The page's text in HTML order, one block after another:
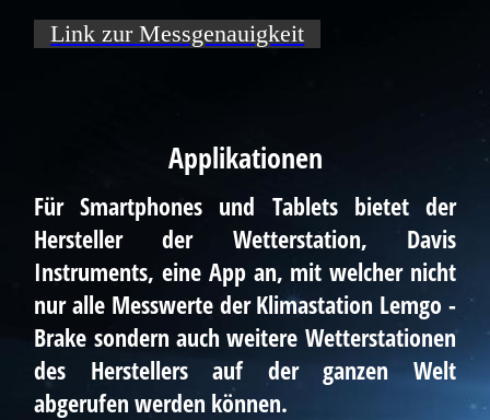
Link zur Messgenauigkeit
Applikationen
Für Smartphones und Tablets bietet der
Hersteller der Wetterstation, Davis
Instruments, eine App an, mit welcher nicht
nur alle Messwerte der Klimastation Lemgo -
Brake sondern auch weitere Wetterstationen
des Herstellers auf der ganzen Welt
abgerufen werden können.